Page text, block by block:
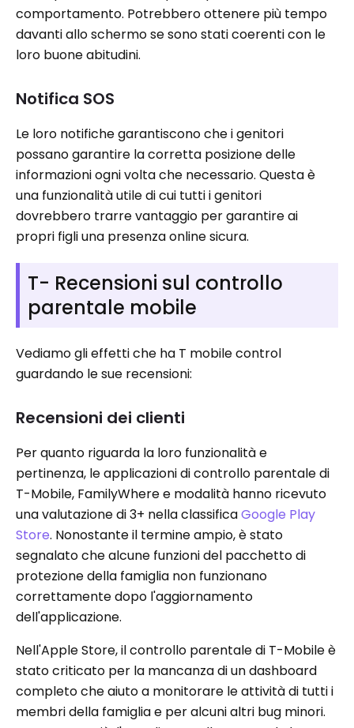
comportamento. Potrebbero ottenere più tempo
davanti allo schermo se sono stati coerenti con le
loro buone abitudini.
Notifica SOS
Le loro notifiche garantiscono che i genitori
possano garantire la corretta posizione delle
informazioni ogni volta che necessario. Questa è
una funzionalità utile di cui tutti i genitori
dovrebbero trarre vantaggio per garantire ai
propri figli una presenza online sicura.
T- Recensioni sul controllo
parentale mobile
Vediamo gli effetti che ha T mobile control
guardando le sue recensioni:
Recensioni dei clienti
Per quanto riguarda la loro funzionalità e
pertinenza, le applicazioni di controllo parentale di
T-Mobile, FamilyWhere e modalità hanno ricevuto
una valutazione di 3+ ​​nella classificaGoogle Play
Store. Nonostante il termine ampio, è stato
segnalato che alcune funzioni del pacchetto di
protezione della famiglia non funzionano
correttamente dopo l'aggiornamento
dell'applicazione.
Nell'Apple Store, il controllo parentale di T-Mobile è
stato criticato per la mancanza di un dashboard
completo che aiuto a monitorare le attività di tutti i
membri della famiglia e per alcuni altri bug minori.